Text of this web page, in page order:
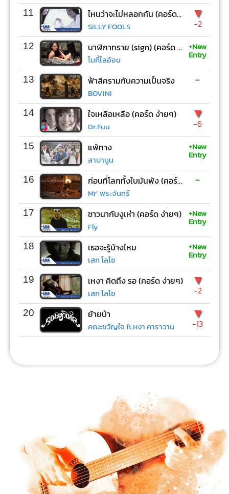
11 ไหนว่าจะไม่หลอกกัน (คอร์ด ง่ายๆ)
SILLY FOOLS
▼
-2
12 นาฬิกาทราย (sign) (คอร์ด ง่ายๆ)
โบกี้ไลอ้อน
+New
Entry
13 ฟ้าสีครามกับความเป็นจริง
BOVINI
-
14 ใจเหลือเหลือ (คอร์ด ง่ายๆ)
Dr.Fuu
▼
-6
15 แพ้ทาง
ลาบานูน
+New
Entry
16 ก่อนที่โลกทั้งใบมันพัง (คอร์ด ง่ายๆ)
Mr’ พระจันทร์
-
17 ชาวนากับงูเห่า (คอร์ด ง่ายๆ)
Fly
+New
Entry
18 เธอจะรู้บ้างไหม
เสก โลโซ
+New
Entry
19 เหงา คิดถึง รอ (คอร์ด ง่ายๆ)
เสก โลโซ
▼
-2
20 ย้ายป่า
คณะขวัญใจ ft.หงา คาราวาน
▼
-13